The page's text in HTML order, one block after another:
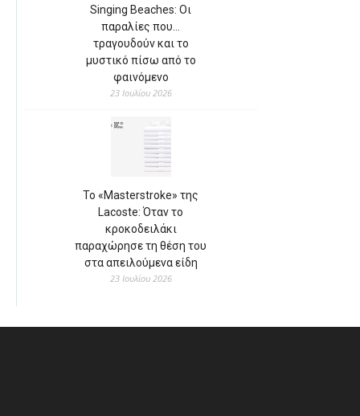
Singing Beaches: Οι
παραλίες που…
τραγουδούν και το
μυστικό πίσω από το
φαινόμενο
23 Ιουλίου 2026
Το «Masterstroke» της
Lacoste: Όταν το
κροκοδειλάκι
παραχώρησε τη θέση του
στα απειλούμενα είδη
23 Ιουλίου 2026